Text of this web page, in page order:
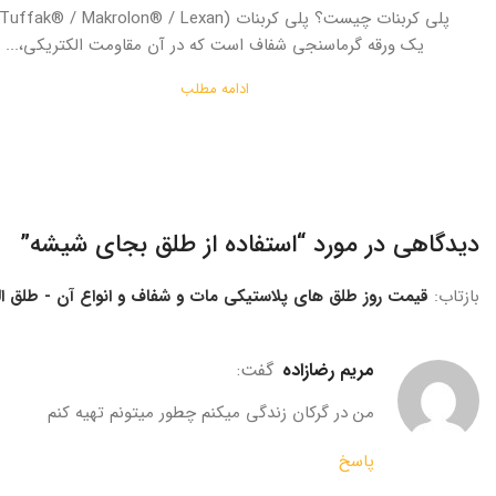
یک ورقه گرماسنجی شفاف است که در آن مقاومت الکتریکی،...
ادامه مطلب
دیدگاهی در مورد “استفاده از طلق بجای شیشه”
بازتاب: قیمت روز طلق های پلاستیکی مات و شفاف و انواع آن - طلق
مریم رضازاده گفت:
من در گرکان زندگی میکنم چطور میتونم تهیه کنم
پاسخ